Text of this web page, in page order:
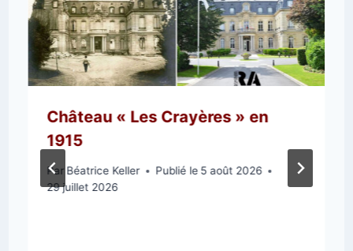
Château « Les Crayères » en
1915
Par Béatrice Keller Publié le 5 août 2026
29 juillet 2026